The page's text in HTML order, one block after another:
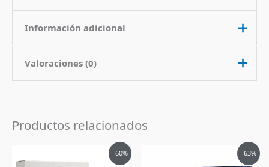
Información adicional
Contenido
Pais de Origen Francia
Eau de Parfum (edp)
Valoraciones (0)
Sé el primero en valorar “Perfume
Acqua Di Gio Eau de Parfum Giorgio
Productos relacionados
-60%
precio
-63%
precio